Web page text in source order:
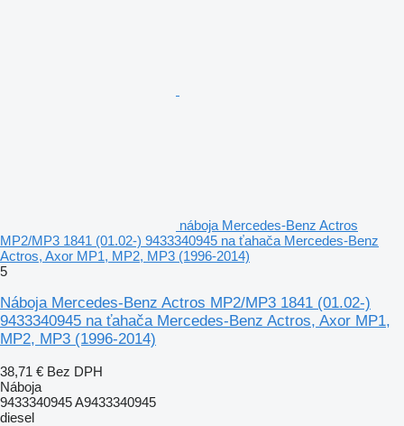
náboja Mercedes-Benz Actros
MP2/MP3 1841 (01.02-) 9433340945 na ťahača Mercedes-Benz
Actros, Axor MP1, MP2, MP3 (1996-2014)
5
Náboja Mercedes-Benz Actros MP2/MP3 1841 (01.02-)
9433340945 na ťahača Mercedes-Benz Actros, Axor MP1,
MP2, MP3 (1996-2014)
38,71 € Bez DPH
Náboja
9433340945 A9433340945
diesel